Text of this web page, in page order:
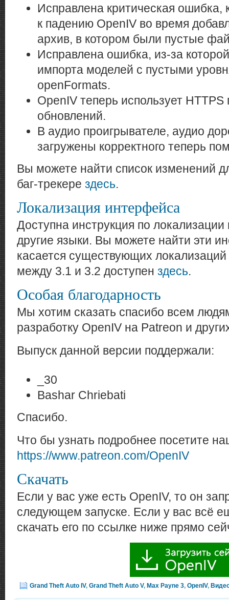
Исправлена критическая ошибка,
к падению OpenIV во время
архив, в котором были пустые
Исправлена ошибка, из-за
импорта моделей с пустыми
openFormats.
OpenIV теперь использует HTTPS
обновлений.
В аудио проигрывателе, аудио
загружены корректного теперь
Вы можете найти список изменений
баг-трекере здесь.
Локализация интерфейса
Доступна инструкция по
другие языки. Вы можете найти эти
касается существующих
между 3.1 и 3.2 доступен здесь.
Особая благодарность
Мы хотим сказать спасибо всем
разработку OpenIV на Patreon и
Выпуск данной версии поддержали:
_30
Bashar Chriebati
Спасибо.
Что бы узнать подробнее посетите
https://www.patreon.com/OpenIV
Скачать
Если у вас уже есть OpenIV, то он
следующем запуске. Если у вас всё
скачать его по ссылке ниже прямо
Grand Theft Auto IV, Grand Theft Auto V, Max Payne 3, OpenIV,